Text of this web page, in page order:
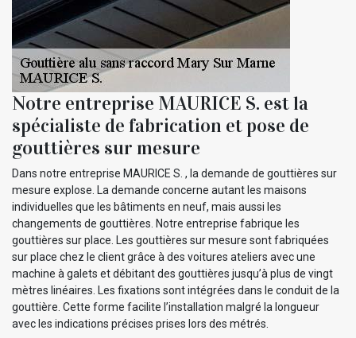
Notre entreprise MAURICE S. est la
spécialiste de fabrication et pose de
gouttières sur mesure
Dans notre entreprise MAURICE S. , la demande de gouttières sur
mesure explose. La demande concerne autant les maisons
individuelles que les bâtiments en neuf, mais aussi les
changements de gouttières. Notre entreprise fabrique les
gouttières sur place. Les gouttières sur mesure sont fabriquées
sur place chez le client grâce à des voitures ateliers avec une
machine à galets et débitant des gouttières jusqu’à plus de vingt
mètres linéaires. Les fixations sont intégrées dans le conduit de la
gouttière. Cette forme facilite l’installation malgré la longueur
avec les indications précises prises lors des métrés.